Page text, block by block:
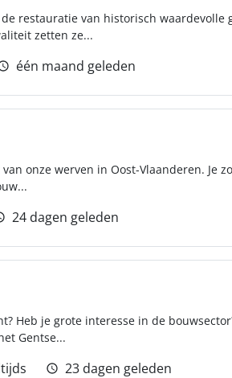
restauratie van historisch waardevolle
zetten ze...
één maand geleden
onze werven in Oost-Vlaanderen. Je
24 dagen geleden
Heb je grote interesse in de
Gentse...
23 dagen geleden